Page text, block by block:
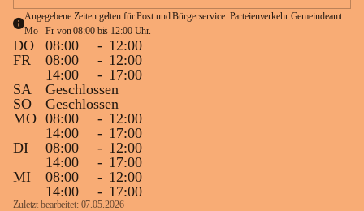
Angegebene Zeiten gelten für Post und Bürgerservice. Parteienverkehr Gemeindeamt
Mo - Fr von 08:00 bis 12:00 Uhr.
DO 08:00 - 12:00
FR
08:00 - 12:00
14:00
- 17:00
SA
Geschlossen
SO
Geschlossen
MO 08:00 - 12:00
14:00
- 17:00
DI
08:00 - 12:00
14:00
- 17:00
MI
08:00 - 12:00
14:00
- 17:00
Zuletzt bearbeitet: 07.05.2026